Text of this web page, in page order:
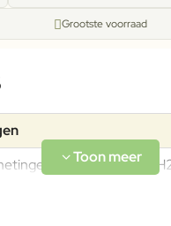
Grootste voorraad
L230 x B230 x